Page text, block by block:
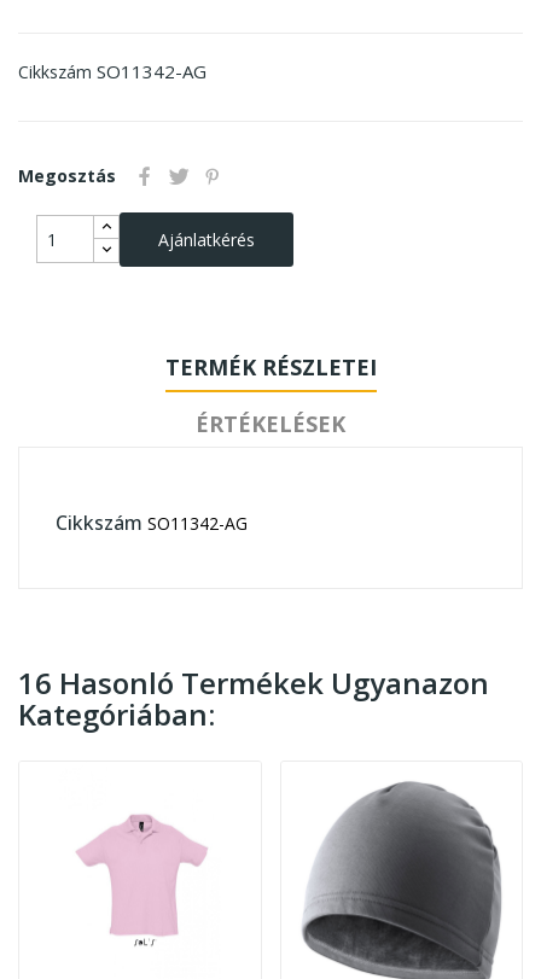
Cikkszám SO11342-AG
Megosztás
Ajánlatkérés
TERMÉK RÉSZLETEI
ÉRTÉKELÉSEK
Cikkszám SO11342-AG
16 Hasonló Termékek Ugyanazon
Kategóriában: